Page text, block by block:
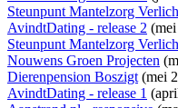
Steunpunt Mantelzorg
AvindtDating - release 2
Steunpunt Mantelzorg
Nouwens Groen Projecten
Dierenpension Boszigt(mei
AvindtDating - release 1